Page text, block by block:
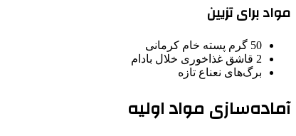
مواد برای تزیین
50 گرم پسته خام کرمانی
2 قاشق غذاخوری خلال بادام
برگ‌های نعناع تازه
آماده‌سازی مواد اولیه